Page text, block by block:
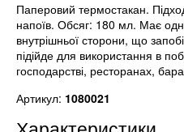
Паперовий термостакан.
напоїв. Обсяг: 180 мл. Має
внутрішньої сторони, що
підійде для використання в
господарстві, ресторанах,
Артикул: 1080021